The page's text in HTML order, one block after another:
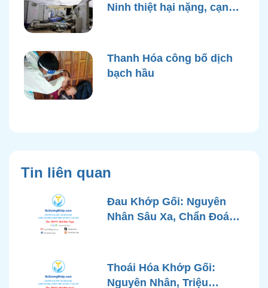
Ninh thiệt hại nặng, cạn
Thanh Hóa công bố dịch
bạch hầu
Tin liên quan
Đau Khớp Gối: Nguyên
Nhân Sâu Xa, Chẩn Đoán
Góc Nhìn Bác Sĩ Xương
Khớp
Thoái Hóa Khớp Gối:
Nguyên Nhân, Triệu